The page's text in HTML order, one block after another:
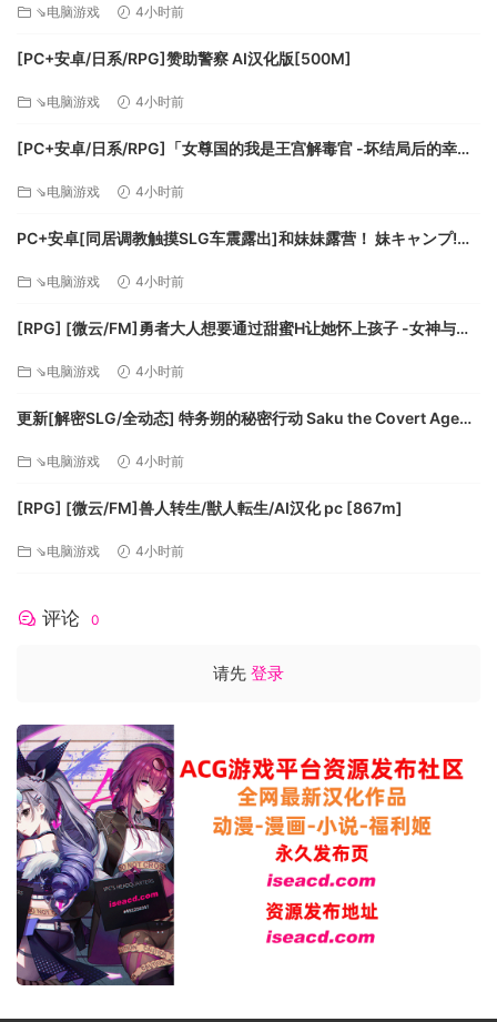
⇘电脑游戏 4小时前
[PC+安卓/日系/RPG]赞助警察 AI汉化版[500M]
⇘电脑游戏 4小时前
[PC+安卓/日系/RPG]「女尊国的我是王宫解毒官 -坏结局后的幸福
⇘电脑游戏 4小时前
PC+安卓[同居调教触摸SLG车震露出]和妹妹露营！ 妹キャンプ!
⇘电脑游戏 4小时前
[RPG] [微云/FM]勇者大人想要通过甜蜜H让她怀上孩子 -女神与淫
⇘电脑游戏 4小时前
更新[解密SLG/全动态] 特务朔的秘密行动 Saku the Covert Agent
⇘电脑游戏 4小时前
[RPG] [微云/FM]兽人转生/獣人転生/AI汉化 pc [867m]
⇘电脑游戏 4小时前
评论 0
请先 登录